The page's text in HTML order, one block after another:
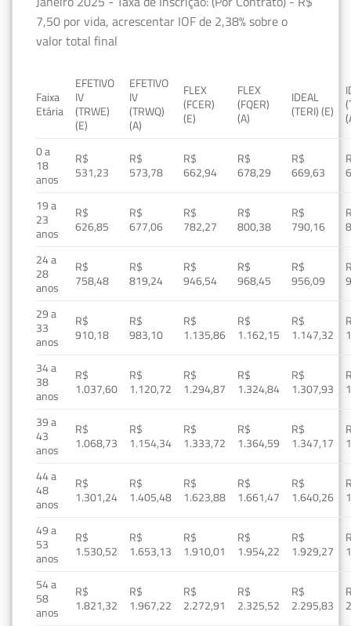
7,50 por vida, acrescentar IOF de 2,38% sobre o
valor total final
Faixa
Etária
EFETIVO
IV
(TRWE)
(E)
EFETIVO
IV
(TRWQ)
(A)
FLEX
(FCER)
(E)
FLEX
(FQER)
(A)
IDEAL
(TERI) (E)
0 a
18
anos
R$
531,23
R$
573,78
R$
662,94
R$
678,29
R$
669,63
19 a
23
anos
R$
626,85
R$
677,06
R$
782,27
R$
800,38
R$
790,16
24 a
28
anos
R$
758,48
R$
819,24
R$
946,54
R$
968,45
R$
956,09
29 a
33
anos
R$
910,18
R$
983,10
R$
1.135,86
R$
1.162,15
R$
1.147,32
34 a
38
anos
R$
1.037,60
R$
1.120,72
R$
1.294,87
R$
1.324,84
R$
1.307,93
39 a
43
anos
R$
1.068,73
R$
1.154,34
R$
1.333,72
R$
1.364,59
R$
1.347,17
44 a
48
anos
R$
1.301,24
R$
1.405,48
R$
1.623,88
R$
1.661,47
R$
1.640,26
49 a
53
anos
R$
1.530,52
R$
1.653,13
R$
1.910,01
R$
1.954,22
R$
1.929,27
54 a
58
anos
R$
1.821,32
R$
1.967,22
R$
2.272,91
R$
2.325,52
R$
2.295,83